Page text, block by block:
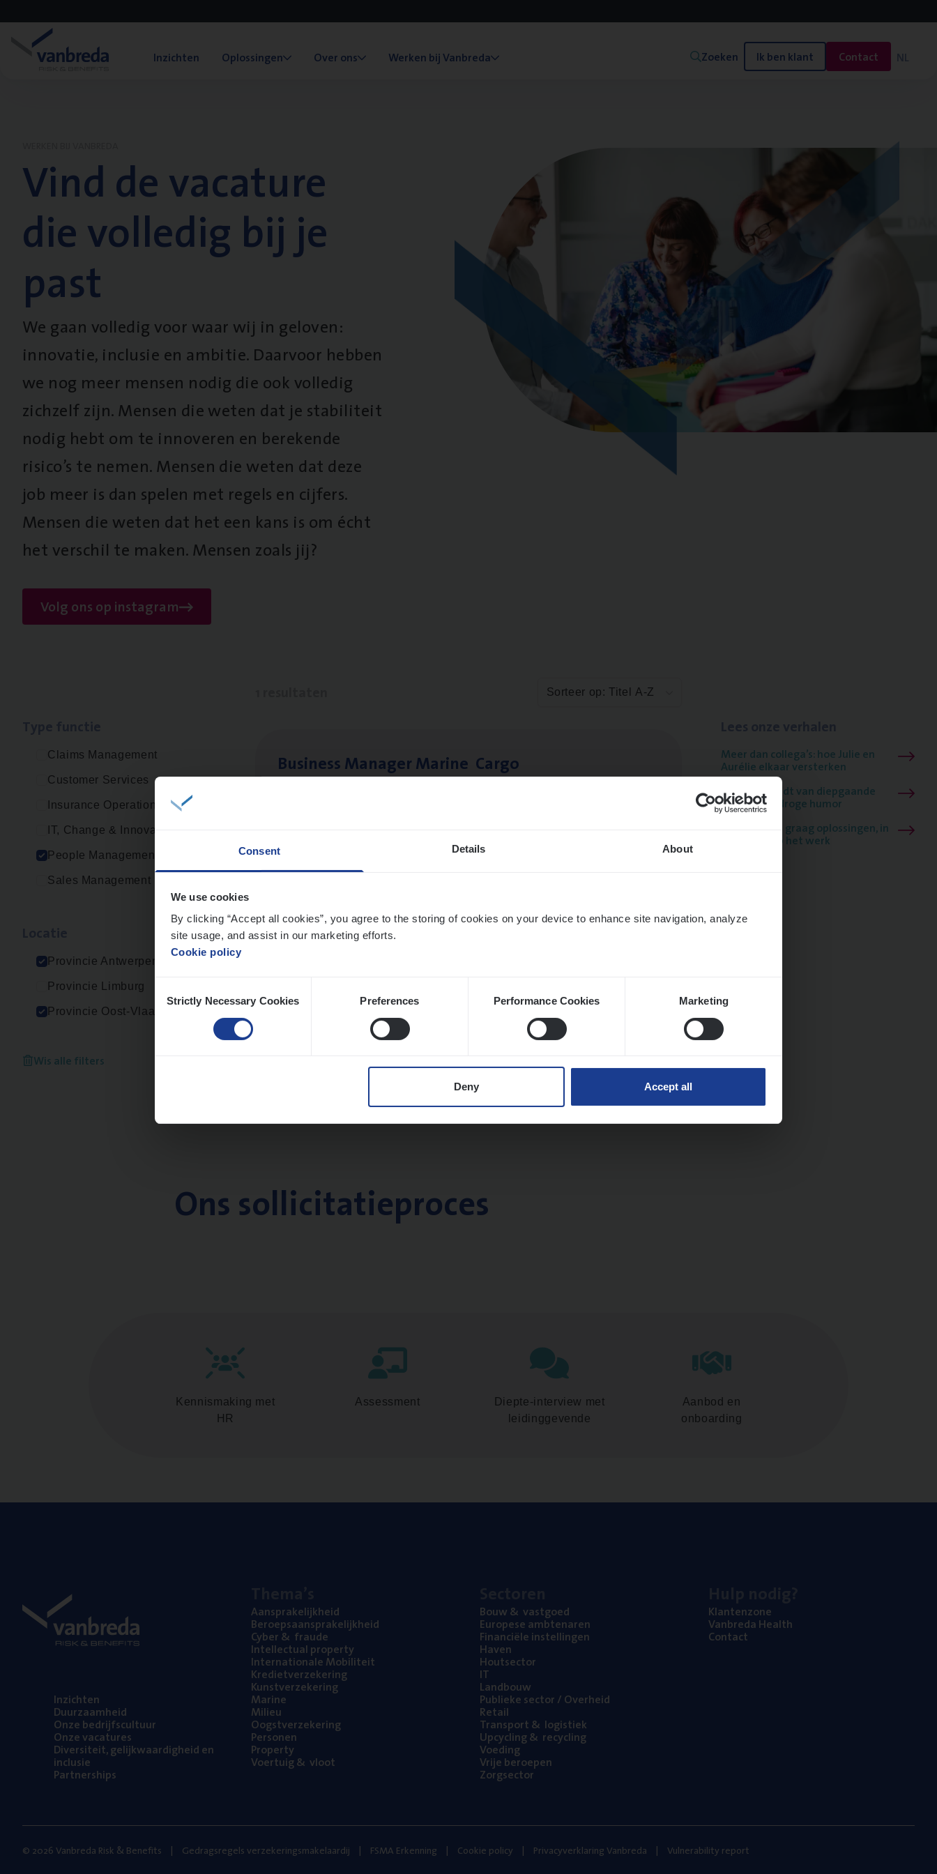
Consent Details About
We use cookies
By clicking “Accept all cookies”, you agree to the storing of cookies on your device to enhance site navigation, analyze
site usage, and assist in our marketing efforts.
Cookie policy
Selection
Strictly Necessary Cookies Preferences Performance Cookies Marketing
Deny Accept all
Inzichten Oplossingen Over ons Werken bij Vanbreda Zoeken Ik ben klant Contact NL
Vind de vacature
die volledig bij je
past
We gaan volledig voor waar wij in geloven:
innovatie, inclusie en ambitie. Daarvoor hebben
we nog meer mensen nodig die ook volledig
zichzelf zijn. Mensen die weten dat je stabiliteit
nodig hebt om te innoveren en berekende
risico’s te nemen. Mensen die weten dat deze
job meer is dan spelen met regels en cijfers.
Mensen die weten dat het een kans is om écht
het verschil te maken. Mensen zoals jij?
Volg ons op instagram
Claims Management
Customer Services
Insurance Operations
IT, Change & Innovation
People Management
Sales Management
Provincie Antwerpen
Provincie Limburg
Provincie Oost-Vlaanderen
Wis alle filters
Sorteer op: Titel A-Z
Busi­ness Mana­ger Mari­ne Cargo Meer dan collega’s: hoe Julie en
Aurélie elkaar versterken
Mathias houdt van diepgaande
dossiers én droge humor
Thalia zoekt graag oplossingen, in
games én op het werk
Ons sollicitatieproces
Kennismaking met
HR
Assessment
Diepte-interview met
leidinggevende
Aanbod en
onboarding
Inzich­ten
Duur­zaam­heid
Onze bedrijfs­cul­tuur
Onze vaca­tu­res
Diver­si­teit, gelijk­waar­dig­heid en
inclusie
Part­ner­ships
Aan­spra­ke­lijk­heid
Beroeps­aan­spra­ke­lijk­heid
Cyber& fraude
Intel­lec­tu­al property
Inter­na­ti­o­na­le Mobiliteit
Kre­diet­ver­ze­ke­ring
Kunst­ver­ze­ke­ring
Mari­ne
Mili­eu
Oogst­ver­ze­ke­ring
Per­so­nen
Pro­per­ty
Voer­tuig& vloot
Bouw& vastgoed
Euro­pe­se ambtenaren
Finan­ci­ë­le instellingen
Haven
Hout­sec­tor
IT
Land­bouw
Publie­ke sec­tor / Overheid
Retail
Trans­port& logistiek
Upcy­cling& recycling
Voe­ding
Vrije beroe­pen
Zorg­sec­tor
Klan­ten­zo­ne
Van­b­re­da Health
Con­tact
© 2026 Vanbreda Risk & Benefits Gedragsregels verzekeringsmakelaardij FSMA Erkenning Cookie policy Privacyverklaring Vanbreda Vulnerability report